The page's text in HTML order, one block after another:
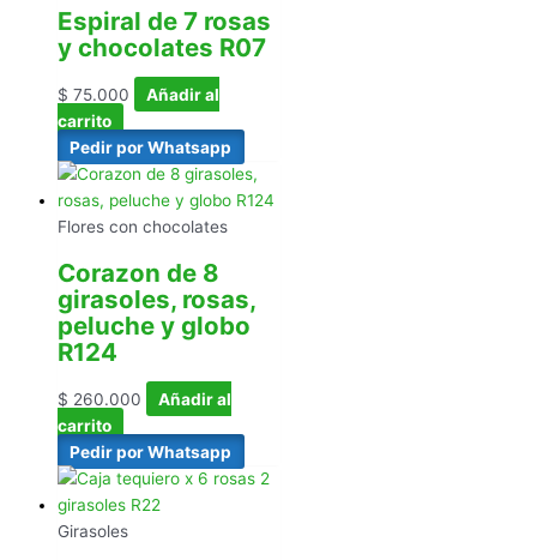
Espiral de 7 rosas
y chocolates R07
$ 75.000
Añadir al
carrito
Pedir por Whatsapp
Flores con chocolates
Corazon de 8
girasoles, rosas,
peluche y globo
R124
$ 260.000
Añadir al
carrito
Pedir por Whatsapp
Girasoles